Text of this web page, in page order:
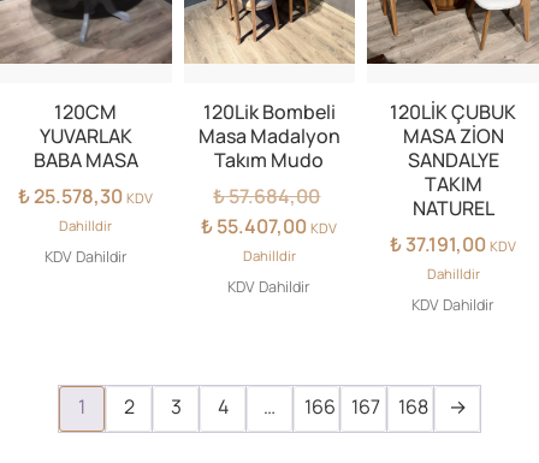
120CM
YUVARLAK
BABA MASA
₺25.578,30 KDV
Dahilldir
KDV Dahildir
120Lik Bombeli
Masa Madalyon
Takım Mudo
₺57.684,00
fiyat:
₺ 57.684,00.
₺55.407,00Şu
₺ 55.407,00.
KDV
Dahilldir
KDV Dahildir
120LİK ÇUBUK
MASA ZİON
SANDALYE
TAKIM
NATUREL
₺37.191,00 KDV
Dahilldir
KDV Dahildir
1 2 3 4 … 166 167 168 →